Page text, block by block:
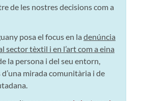
de les nostres decisions com a
posa el focus en la denúncia
sector tèxtil i en l’art com a eina
la persona i del seu entorn,
mirada comunitària i de